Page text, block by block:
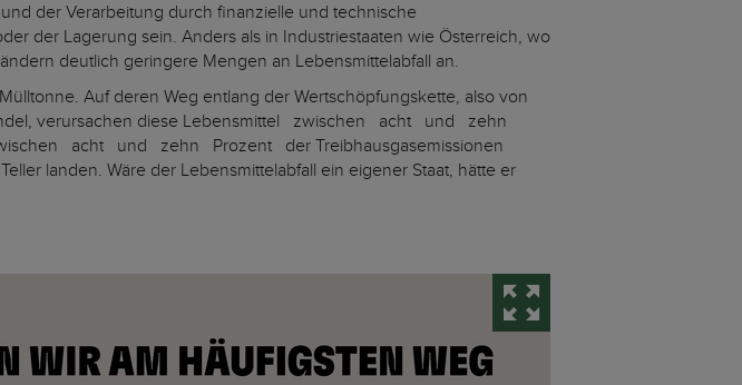
der Verarbeitung durch finanzielle und technische
der Lagerung sein. Anders als in Industriestaaten wie Österreich, wo
deutlich geringere Mengen an Lebensmittelabfall an.
Auf deren Weg entlang der Wertschöpfungskette, also von
verursachen diese Lebensmittel zwischen acht und zehn
acht und zehn Prozent der Treibhausgasemissionen
landen. Wäre der Lebensmittelabfall ein eigener Staat, hätte er